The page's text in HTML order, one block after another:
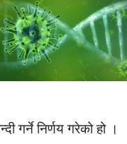
गर्ने निर्णय गरेको हो ।